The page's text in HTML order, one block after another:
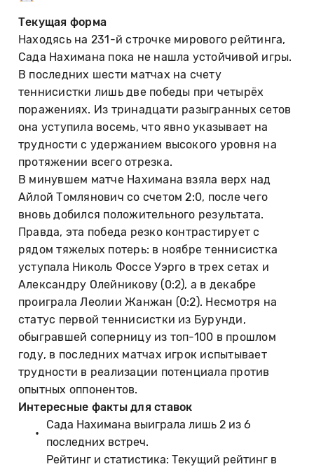
Текущая форма
Находясь на 231-й строчке мирового рейтинга,
Сада Нахимана пока не нашла устойчивой игры.
В последних шести матчах на счету
теннисистки лишь две победы при четырёх
поражениях. Из тринадцати разыгранных сетов
она уступила восемь, что явно указывает на
трудности с удержанием высокого уровня на
протяжении всего отрезка.
В минувшем матче Нахимана взяла верх над
Айлой Томлянович со счетом 2:0, после чего
вновь добился положительного результата.
Правда, эта победа резко контрастирует с
рядом тяжелых потерь: в ноябре теннисистка
уступала Николь Фоссе Уэрго в трех сетах и
Александру Олейникову (0:2), а в декабре
проиграла Леолии Жанжан (0:2). Несмотря на
статус первой теннисистки из Бурунди,
обыгравшей соперницу из топ-100 в прошлом
году, в последних матчах игрок испытывает
трудности в реализации потенциала против
опытных оппонентов.
Интересные факты для ставок
Сада Нахимана выиграла лишь 2 из 6
последних встреч.
Рейтинг и статистика: Текущий рейтинг в